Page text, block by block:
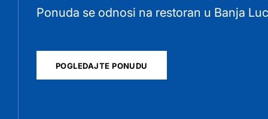
Ponuda se odnosi na restoran u Banja
POGLEDAJTE PONUDU